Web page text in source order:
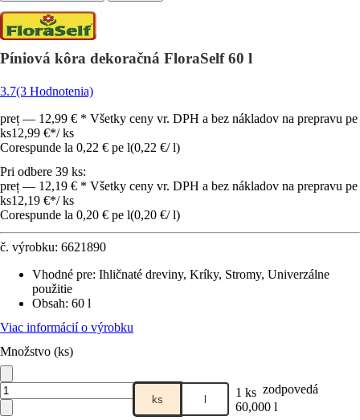
Píniová kôra dekoračná FloraSelf 60 l
3.7(3 Hodnotenia)
preț — 12,99 € * Všetky ceny vr. DPH a bez nákladov na prepravu pe
ks12,99 €*/ ks
Corespunde la 0,22 € pe l(0,22 €/ l)
Pri odbere 39 ks:
preț — 12,19 € * Všetky ceny vr. DPH a bez nákladov na prepravu pe
ks12,19 €*/ ks
Corespunde la 0,20 € pe l(0,20 €/ l)
č. výrobku: 6621890
Vhodné pre: Ihličnaté dreviny, Kríky, Stromy, Univerzálne
použitie
Obsah: 60 l
Viac informácií o výrobku
Množstvo (ks)
ks l 1 ks zodpovedá
60,000 l